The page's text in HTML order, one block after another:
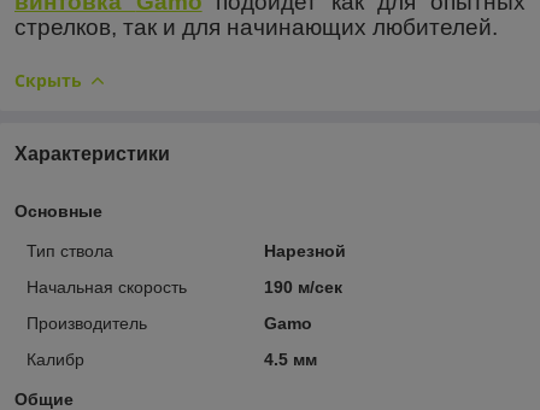
стрелков, так и для начинающих любителей.
Скрыть
Характеристики
Основные
Тип ствола
Нарезной
Начальная скорость
190 м/сек
Производитель
Gamo
Калибр
4.5 мм
Общие